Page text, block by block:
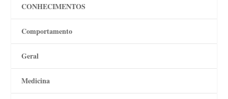
CONHECIMENTOS
Comportamento
Geral
Medicina